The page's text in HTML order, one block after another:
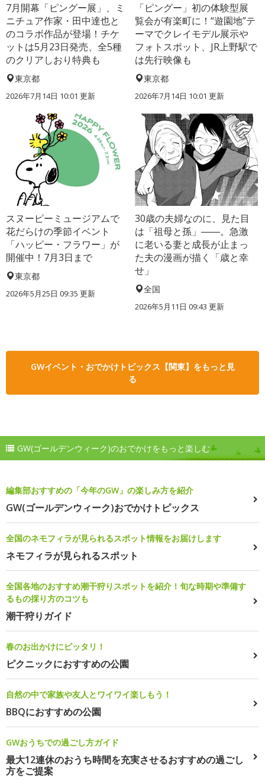
7月開幕「ピングー展」、ミ
ニチュア作家・田中達也と
のコラボ作品が登場！チケ
ットは5月23日発売、全5種
のクリアしおり特典も
東京都
2026年7月14日 10:01 更新
「ピングー」初の体験型展
覧会が有楽町に！“遊園地”テ
ーマでクレイモデル展示や
フォトスポット、JR上野駅で
は先行映像も
東京都
2026年7月14日 10:01 更新
スヌーピーミュージアムで
花だらけの季節イベント
「ハッピー・フラワー」が
開催中！7月3日まで
東京都
2026年5月25日 09:35 更新
30歳の夫婦なのに、見た目
は「祖母と孫」――。急激
に老いる妻と成長が止まっ
た夫の漫画が描く「歳と幸
せ」
全国
2026年5月11日 09:43 更新
GWイベント・おでかけトピックス【関東】をもっと見
る
GW(ゴールデンウィーク)のおでかけをもっと楽しむ
編集部おすすめの「今年のGW」の楽しみ方を紹介
GW(ゴールデンウィーク)おでかけトピックス
全国のネモフィラが見られるスポット情報をお届けします
ネモフィラが見られるスポット
全国各地のおすすめ潮干狩りスポットを紹介！旬な時期や準備す
るもの採り方のコツも
潮干狩りガイド
春のお出かけにピッタリ！
ピクニックにおすすめの公園
自然の中で家族や友人とワイワイ楽しもう！
BBQにおすすめの公園
GWおうちでの過ごし方ガイド
最大12連休のおうち時間を充実させるおすすめの過ごし
方をご提案